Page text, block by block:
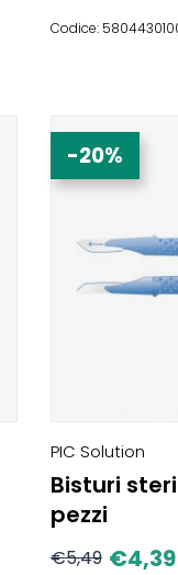
Codice:
-20%
PIC Solution
Bisturi
pezzi
€5,49 €4,39